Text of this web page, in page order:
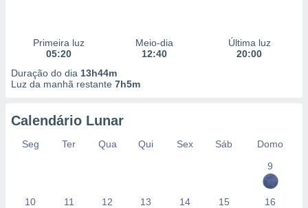
Primeira luz
05:20
Meio-dia
12:40
Última luz
20:00
Duração do dia 13h44m
Luz da manhã restante 7h5m
Calendário Lunar
Seg Ter Qua Qui Sex Sáb
Domo
9
10 11 12 13 14 15 16